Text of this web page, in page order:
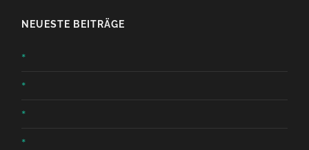
NEUESTE BEITRÄGE
*
*
*
*